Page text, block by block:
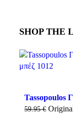
SHOP THE
Tassopoulos
59.95€